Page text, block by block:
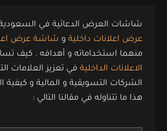
شاشات العرض الدعائية في
عرض اعلانات داخلية و شاشة عرض
منهما استخداماته و أهدافه . كيف
الاعلانات الداخلية في تعزيز العلامات
الشركات التسويقية و المالية و كيفية
هذا ما تتناوله في مقالنا التالي :